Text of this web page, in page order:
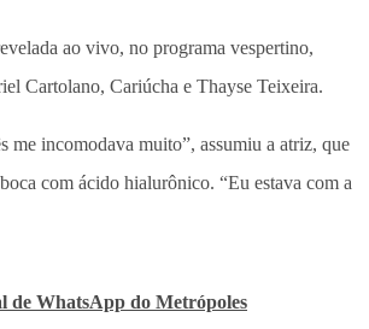
ao vivo, no programa vespertino,
Cartolano, Cariúcha e Thayse Teixeira.
me incomodava muito”, assumiu a atriz, que
com ácido hialurônico. “Eu estava com a
de WhatsApp do Metrópoles